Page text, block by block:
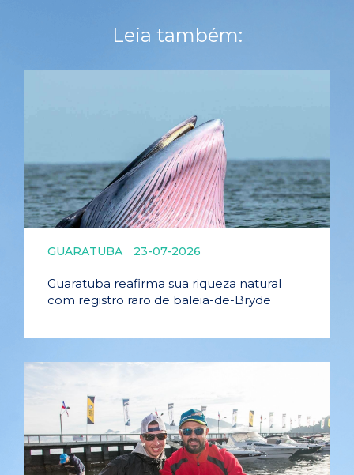
Leia também:
GUARATUBA 23-07-2026
Guaratuba reafirma sua riqueza natural
com registro raro de baleia-de-Bryde